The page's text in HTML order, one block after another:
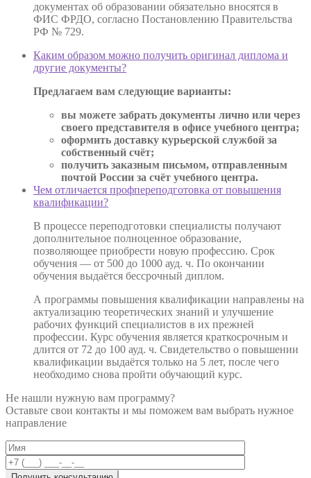
документах об образовании обязательно вносятся в
ФИС ФРДО, согласно Постановлению Правительства
РФ № 729.
Каким образом можно получить оригинал диплома и
другие документы?
Предлагаем вам следующие варианты:
вы можете забрать документы лично или через
своего представителя в офисе учебного центра;
оформить доставку курьерской службой за
собственный счёт;
получить заказным письмом, отправленным
почтой России за счёт учебного центра.
Чем отличается профпереподготовка от повышения
квалификации?
В процессе переподготовки специалисты получают
дополнительное полноценное образование,
позволяющее приобрести новую профессию. Срок
обучения — от 500 до 1000 ауд. ч. По окончании
обучения выдаётся бессрочный диплом.
А программы повышения квалификации направлены на
актуализацию теоретических знаний и улучшение
рабочих функций специалистов в их прежней
профессии. Курс обучения является краткосрочным и
длится от 72 до 100 ауд. ч. Свидетельство о повышении
квалификации выдаётся только на 5 лет, после чего
необходимо снова пройти обучающий курс.
Не нашли нужную вам программу?
Оставьте свои контакты и мы поможем вам выбрать нужное
направление